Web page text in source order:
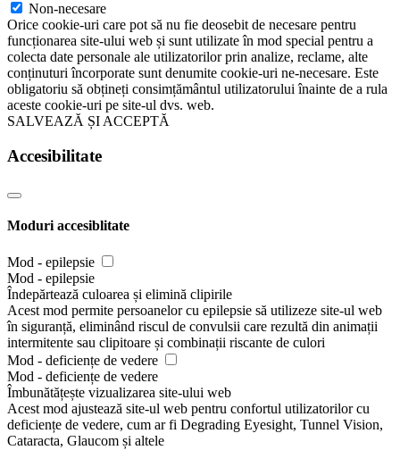
Non-necesare
Orice cookie-uri care pot să nu fie deosebit de necesare pentru
funcționarea site-ului web și sunt utilizate în mod special pentru a
colecta date personale ale utilizatorilor prin analize, reclame, alte
conținuturi încorporate sunt denumite cookie-uri ne-necesare. Este
obligatoriu să obțineți consimțământul utilizatorului înainte de a rula
aceste cookie-uri pe site-ul dvs. web.
SALVEAZĂ ȘI ACCEPTĂ
Accesibilitate
Moduri accesiblitate
Mod - epilepsie
Mod - epilepsie
Îndepărtează culoarea și elimină clipirile
Acest mod permite persoanelor cu epilepsie să utilizeze site-ul web
în siguranță, eliminând riscul de convulsii care rezultă din animații
intermitente sau clipitoare și combinații riscante de culori
Mod - deficiențe de vedere
Mod - deficiențe de vedere
Îmbunătățește vizualizarea site-ului web
Acest mod ajustează site-ul web pentru confortul utilizatorilor cu
deficiențe de vedere, cum ar fi Degrading Eyesight, Tunnel Vision,
Cataracta, Glaucom și altele